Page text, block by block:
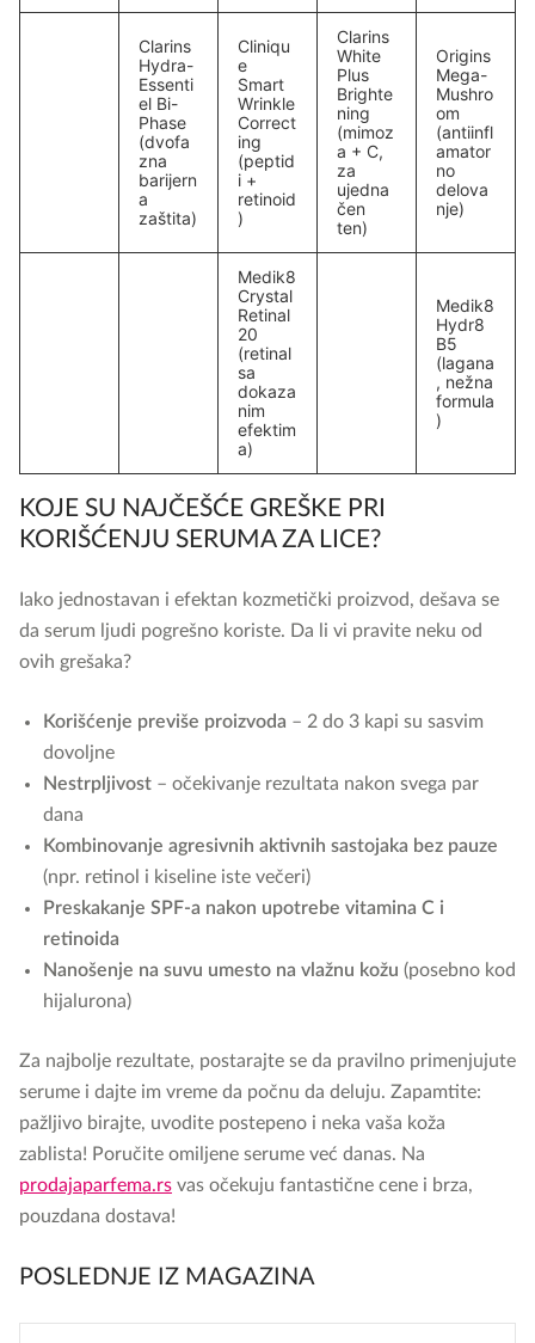
Clarins
Hydra-
Essenti
el Bi-
Phase
(dvofa
zna
barijern
a
zaštita)
Cliniqu
e
Smart
Wrinkle
Correct
ing
(peptid
i +
retinoid
)
Clarins
White
Plus
Brighte
ning
(mimoz
a + C,
za
ujedna
čen
ten)
Origins
Mega-
Mushro
om
(antiinfl
amator
no
delova
nje)
Medik8
Crystal
Retinal
20
(retinal
sa
dokaza
nim
efektim
a)
Medik8
Hydr8
B5
(lagana
, nežna
formula
)
KOJE SU NAJČEŠĆE GREŠKE PRI
KORIŠĆENJU SERUMA ZA LICE?
Iako jednostavan i efektan kozmetički proizvod, dešava se
da serum ljudi pogrešno koriste. Da li vi pravite neku od
ovih grešaka?
Korišćenje previše proizvoda – 2 do 3 kapi su sasvim
dovoljne
Nestrpljivost – očekivanje rezultata nakon svega par
dana
Kombinovanje agresivnih aktivnih sastojaka bez pauze
(npr. retinol i kiseline iste večeri)
Preskakanje SPF-a nakon upotrebe vitamina C i
retinoida
Nanošenje na suvu umesto na vlažnu kožu (posebno kod
hijalurona)
Za najbolje rezultate, postarajte se da pravilno primenjujute
serume i dajte im vreme da počnu da deluju. Zapamtite:
pažljivo birajte, uvodite postepeno i neka vaša koža
zablista! Poručite omiljene serume već danas. Na
prodajaparfema.rs vas očekuju fantastične cene i brza,
pouzdana dostava!
POSLEDNJE IZ MAGAZINA